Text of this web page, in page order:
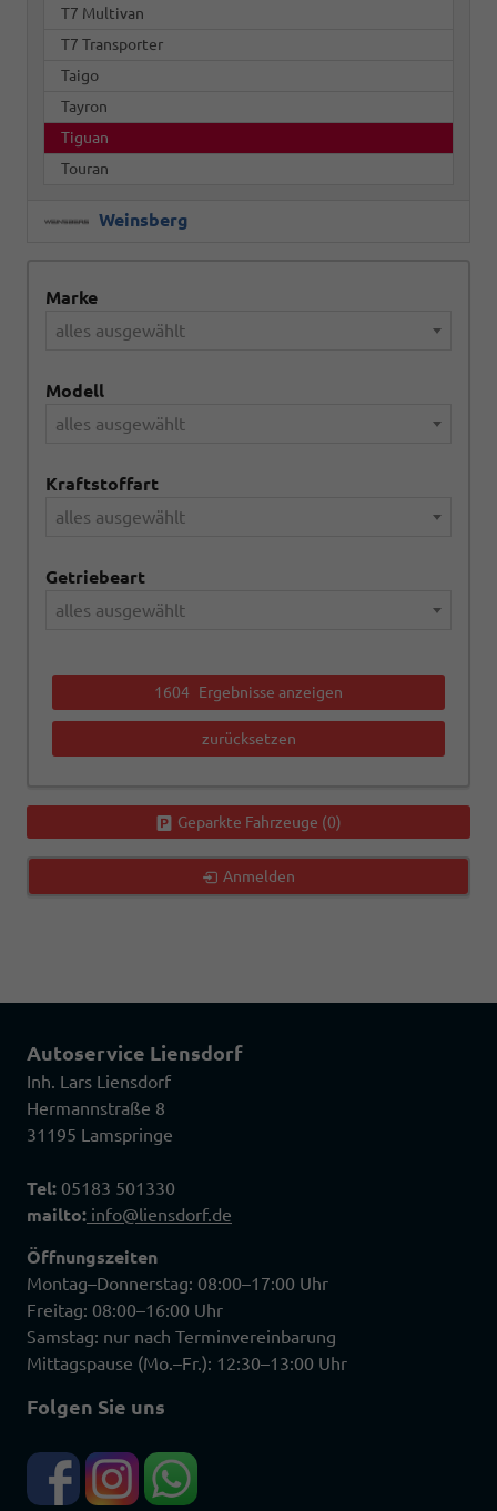
T7 Multivan
T7 Transporter
Taigo
Tayron
Tiguan
Touran
Weinsberg
Marke
alles ausgewählt
Modell
alles ausgewählt
Kraftstoffart
alles ausgewählt
Getriebeart
alles ausgewählt
1604 Ergebnisse anzeigen
zurücksetzen
Geparkte Fahrzeuge (0)
Anmelden
Autoservice Liensdorf
Inh. Lars Liensdorf
Hermannstraße 8
31195 Lamspringe
Tel: 05183 501330
mailto: info@liensdorf.de
Öffnungszeiten
Montag–Donnerstag: 08:00–17:00 Uhr
Freitag: 08:00–16:00 Uhr
Samstag: nur nach Terminvereinbarung
Mittagspause (Mo.–Fr.): 12:30–13:00 Uhr
Folgen Sie uns